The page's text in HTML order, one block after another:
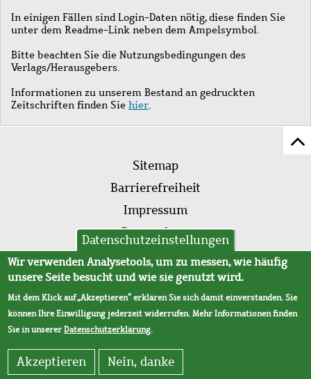
In einigen Fällen sind Login-Daten nötig, diese finden Sie
unter dem Readme-Link neben dem Ampelsymbol.
Bitte beachten Sie die Nutzungsbedingungen des
Verlags/Herausgebers.
Informationen zu unserem Bestand an gedruckten
Zeitschriften finden Sie hier.
Fußleistenmenü
Sitemap
Barrierefreiheit
Impressum
Datenschutz
AVB
Datenschutzeinstellungen
Wir verwenden Analysetools, um zu messen, wie häufig
unsere Seite besucht und wie sie genutzt wird.
Mit dem Klick auf „Akzeptieren“ erklären Sie sich damit einverstanden. Sie
können Ihre Einwilligung jederzeit widerrufen. Mehr Informationen finden
Sie in unsererDatenschutzerklärung.
Akzeptieren Nein, danke